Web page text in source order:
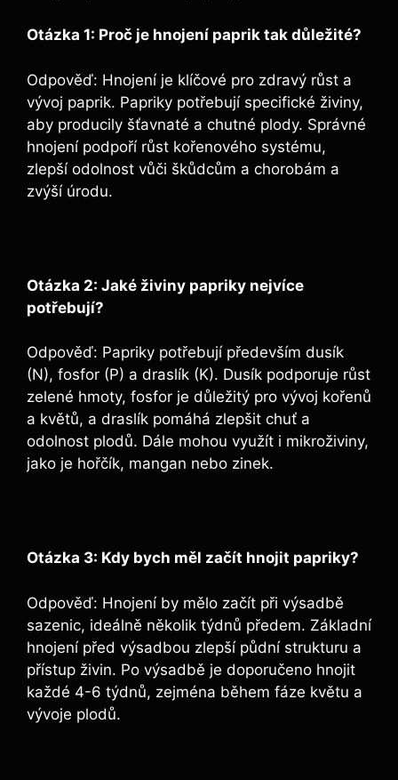
Otázka 1: Proč‍ je hnojení paprik tak důležité?
Odpověď: Hnojení je klíčové pro zdravý růst​ a
vývoj paprik. ‌Papriky potřebují specifické živiny,
aby producily⁤ šťavnaté⁢ a chutné ⁣plody. ⁣Správné
‍hnojení podpoří růst kořenového systému,
zlepší odolnost vůči škůdcům a chorobám a
zvýší úrodu.
Otázka 2: Jaké⁣ živiny⁢ papriky nejvíce
potřebují?
Odpověď: ⁤Papriky potřebují ⁤především ⁢dusík ​
(N), fosfor (P) a draslík (K). ⁤Dusík podporuje růst
zelené hmoty, fosfor ⁣je důležitý ⁤pro⁢ vývoj kořenů
a ​květů, a⁢ draslík pomáhá zlepšit⁤ chuť a
odolnost⁤ plodů. Dále mohou využít i mikroživiny,
jako je⁢ hořčík, mangan‌ nebo zinek.
Otázka​ 3: Kdy bych měl začít hnojit papriky?
Odpověď: Hnojení by⁢ mělo⁣ začít při výsadbě
⁢sazenic, ideálně ‌několik⁢ týdnů předem. Základní
⁢hnojení‍ před výsadbou zlepší půdní ‍strukturu a
přístup živin. Po ‍výsadbě je doporučeno hnojit
každé⁢ 4-6 týdnů,​ zejména během fáze ‌květu a
vývoje plodů.